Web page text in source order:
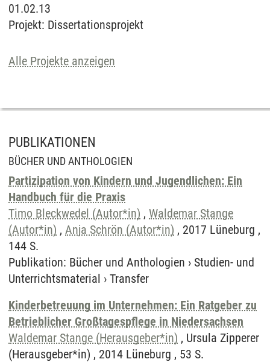
01.02.13
Projekt: Dissertationsprojekt
Alle Projekte anzeigen
PUBLIKATIONEN
BÜCHER UND ANTHOLOGIEN
Partizipation von Kindern und Jugendlichen: Ein
Handbuch für die Praxis
Timo Bleckwedel (Autor*in) , Waldemar Stange
(Autor*in) , Anja Schrön (Autor*in) , 2017 Lüneburg ,
144 S.
Publikation: Bücher und Anthologien › Studien- und
Unterrichtsmaterial › Transfer
Kinderbetreuung im Unternehmen: Ein Ratgeber zu
Betrieblicher Großtagespflege in Niedersachsen
Waldemar Stange (Herausgeber*in) , Ursula Zipperer
(Herausgeber*in) , 2014 Lüneburg , 53 S.